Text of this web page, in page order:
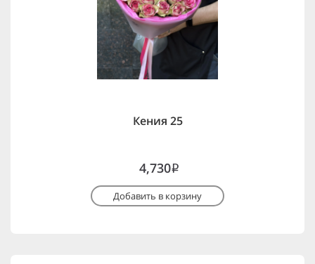
Кения 25
4,730i
Добавить в корзину